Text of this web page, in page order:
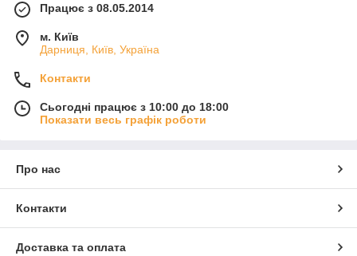
Працює з 08.05.2014
м. Київ
Дарниця, Київ, Україна
Контакти
Сьогодні працює з 10:00 до 18:00
Показати весь графік роботи
Про нас
Контакти
Доставка та оплата